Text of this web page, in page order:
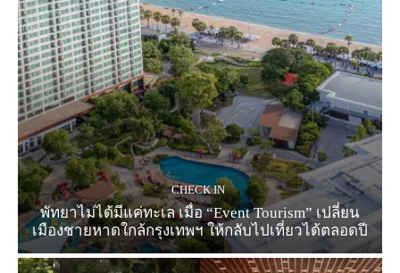
CHECK IN
พัทยาไม่ได้มีแค่ทะเล เมื่อ “Event Tourism” เปลี่ยน
เมืองชายหาดใกล้กรุงเทพฯ ให้กลับไปเที่ยวได้ตลอดปี